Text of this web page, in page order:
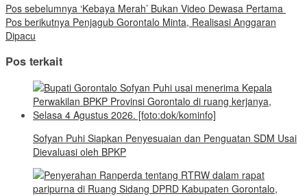
Pos sebelumnya ‘Kebaya Merah’ Bukan Video Dewasa Pertama
Pos berikutnya Penjagub Gorontalo Minta, Realisasi Anggaran
Dipacu
Pos terkait
Sofyan Puhi Siapkan Penyesuaian dan Penguatan SDM Usai
Dievaluasi oleh BPKP